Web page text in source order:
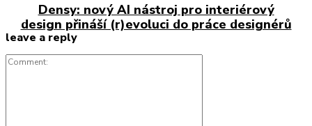
Densy: nový AI nástroj pro interiérový
design přináší (r)evoluci do práce designérů
leave a reply